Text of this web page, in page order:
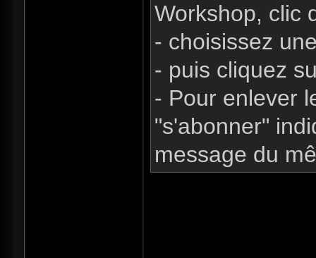
Workshop, clic
- choisissez
- puis cliquez
- Pour enlever
"s'abonner"
message du